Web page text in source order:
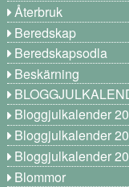
Återbruk
Beredskap
Beredskapsodla
Beskärning
Bloggjulkalender
Bloggjulkalender
Bloggjulkalender
Blommor